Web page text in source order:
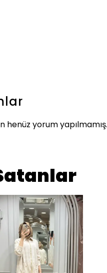
henüz yorum yapılmamış.